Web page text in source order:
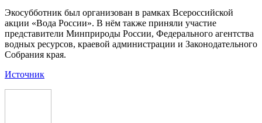
Экосубботник был организован в рамках Всероссийской
акции «Вода России». В нём также приняли участие
представители Минприроды России, Федерального агентства
водных ресурсов, краевой администрации и Законодательного
Собрания края.
Источник